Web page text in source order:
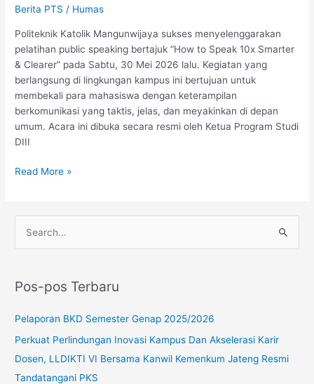
Berita PTS / Humas
Politeknik Katolik Mangunwijaya sukses menyelenggarakan
pelatihan public speaking bertajuk “How to Speak 10x Smarter
& Clearer” pada Sabtu, 30 Mei 2026 lalu. Kegiatan yang
berlangsung di lingkungan kampus ini bertujuan untuk
membekali para mahasiswa dengan keterampilan
berkomunikasi yang taktis, jelas, dan meyakinkan di depan
umum. Acara ini dibuka secara resmi oleh Ketua Program Studi
DIII
Read More »
iPos-pos Terbaru
Pelaporan BKD Semester Genap 2025/2026
Perkuat Perlindungan Inovasi Kampus Dan Akselerasi Karir
Dosen, LLDIKTI VI Bersama Kanwil Kemenkum Jateng Resmi
Tandatangani PKS